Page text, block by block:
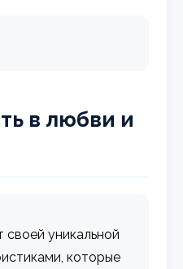
в любви и
уникальной
которые